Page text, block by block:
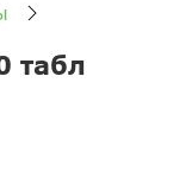
табл